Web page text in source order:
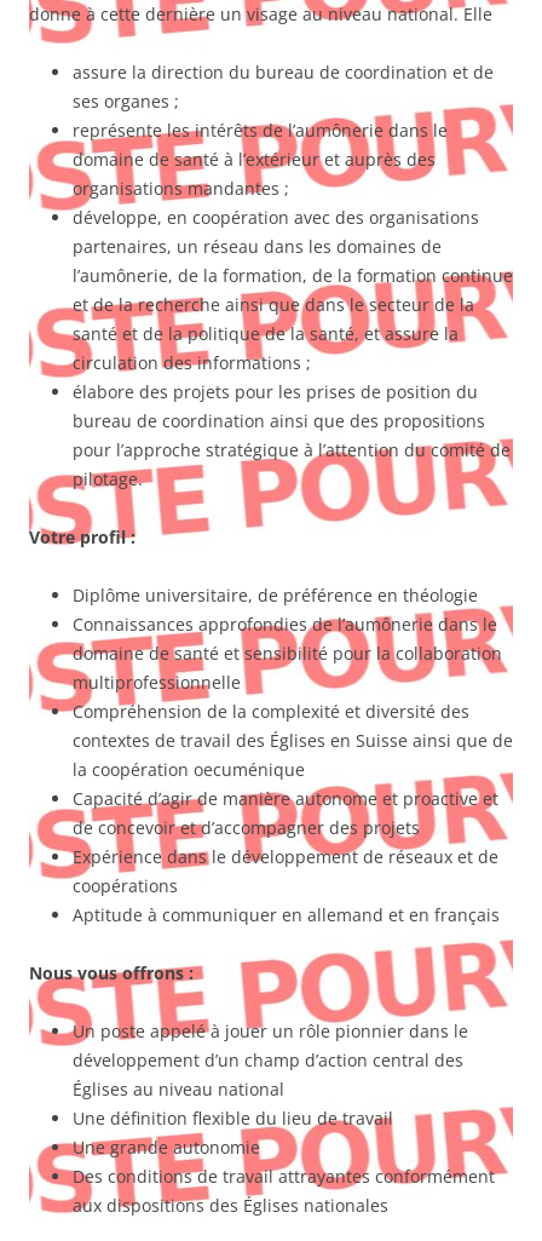
donne à cette dernière un visage au niveau national. Elle
assure la direction du bureau de coordination et de
ses organes ;
représente les intérêts de l’aumônerie dans le
domaine de santé à l’extérieur et auprès des
organisations mandantes ;
développe, en coopération avec des organisations
partenaires, un réseau dans les domaines de
l’aumônerie, de la formation, de la formation continue
et de la recherche ainsi que dans le secteur de la
santé et de la politique de la santé, et assure la
circulation des informations ;
élabore des projets pour les prises de position du
bureau de coordination ainsi que des propositions
pour l’approche stratégique à l’attention du comité de
pilotage.
Votre profil :
Diplôme universitaire, de préférence en théologie
Connaissances approfondies de l’aumônerie dans le
domaine de santé et sensibilité pour la collaboration
multiprofessionnelle
Compréhension de la complexité et diversité des
contextes de travail des Églises en Suisse ainsi que de
la coopération oecuménique
Capacité d’agir de manière autonome et proactive et
de concevoir et d’accompagner des projets
Expérience dans le développement de réseaux et de
coopérations
Aptitude à communiquer en allemand et en français
Nous vous offrons :
Un poste appelé à jouer un rôle pionnier dans le
développement d’un champ d’action central des
Églises au niveau national
Une définition flexible du lieu de travail
Une grande autonomie
Des conditions de travail attrayantes conformément
aux dispositions des Églises nationales